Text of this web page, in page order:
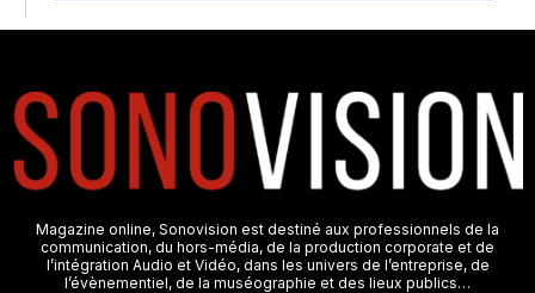
Magazine online, Sonovision est destiné aux professionnels de la
communication, du hors-média, de la production corporate et de
l’intégration Audio et Vidéo, dans les univers de l’entreprise, de
l’évènementiel, de la muséographie et des lieux publics…